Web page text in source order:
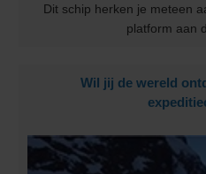
Dit schip herken je meteen
platform aan
Wil jij de wereld